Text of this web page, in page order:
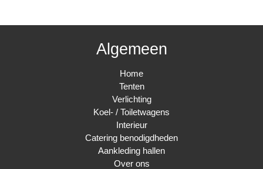
Algemeen
Home
Tenten
Verlichting
Koel- / Toiletwagens
Interieur
Catering benodigdheden
Aankleding hallen
Over ons